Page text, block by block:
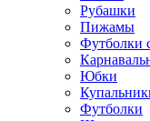
Рубашки
Пижамы
Футболки
Юбки
Футболки